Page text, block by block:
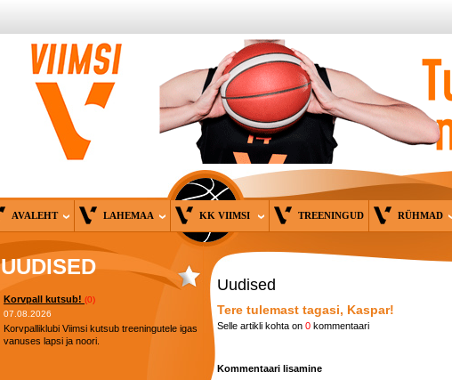
AVALEHT LAHEMAA KK VIIMSI TREENINGUD RÜHMAD
UUDISED
Korvpall kutsub! (0)
07.08.2026
Korvpalliklubi Viimsi kutsub treeningutele igas
vanuses lapsi ja noori.
Uudised
Tere tulemast tagasi, Kaspar!
Selle artikli kohta on 0 kommentaari
Kommentaari lisamine